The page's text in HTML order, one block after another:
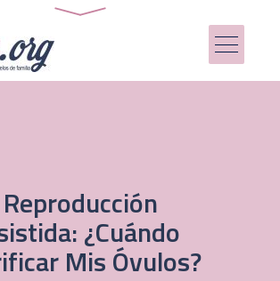
Reproducción
¿Cuándo
Mis Óvulos?